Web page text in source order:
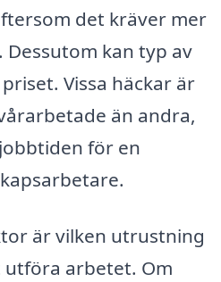
det kräver mer
kan typ av
Vissa häckar är
än andra,
för en
är vilken utrustning
arbetet. Om